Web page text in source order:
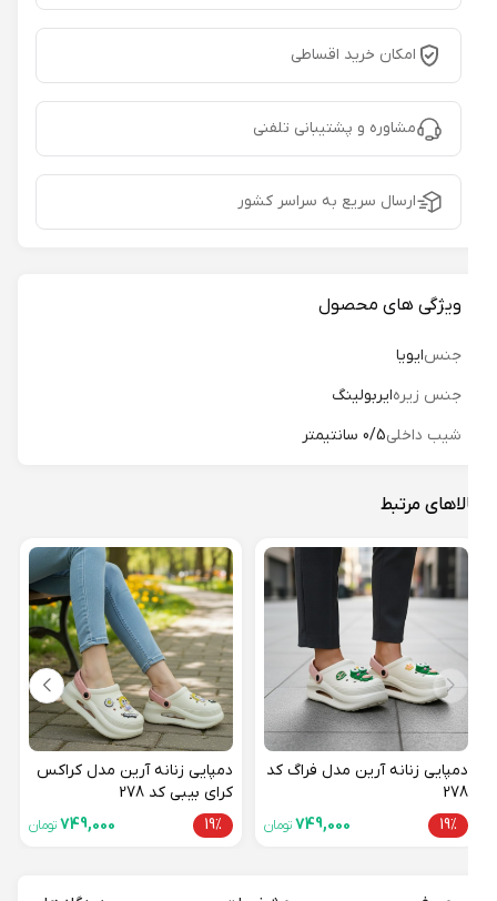
امکان خرید اقساطی
مشاوره و پشتیبانی تلفنی
ارسال سریع به سراسر کشور
ویژگی های محصول
جنسایویا
جنس زیره ایربولینگ
شیب داخلی0/5 سانتیمتر
مرتبط
دمپایی زنانه آرین مدل فراگ کد
749,000تومان
دمپایی زنانه آرین مدل کراکس
کرای بیبی کد 278
749,000تومان